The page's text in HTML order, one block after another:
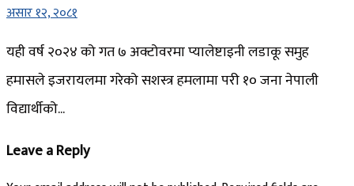
असार १२, २०८१
यही वर्ष २०२४ को गत ७ अक्टोवरमा प्यालेष्टाइनी लडाकू समुह
हमासले इजरायलमा गरेको सशस्त्र हमलामा परी १० जना नेपाली
विद्यार्थीको...
Leave a Reply